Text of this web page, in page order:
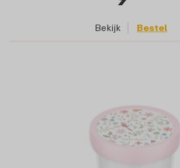
Bekijk Bestel